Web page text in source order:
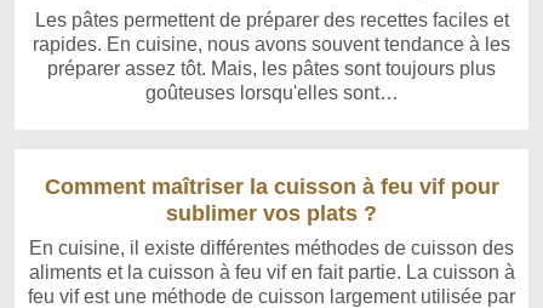
Les pâtes permettent de préparer des recettes faciles et
rapides. En cuisine, nous avons souvent tendance à les
préparer assez tôt. Mais, les pâtes sont toujours plus
goûteuses lorsqu'elles sont…
Comment maîtriser la cuisson à feu vif pour
sublimer vos plats ?
En cuisine, il existe différentes méthodes de cuisson des
aliments et la cuisson à feu vif en fait partie. La cuisson à
feu vif est une méthode de cuisson largement utilisée par